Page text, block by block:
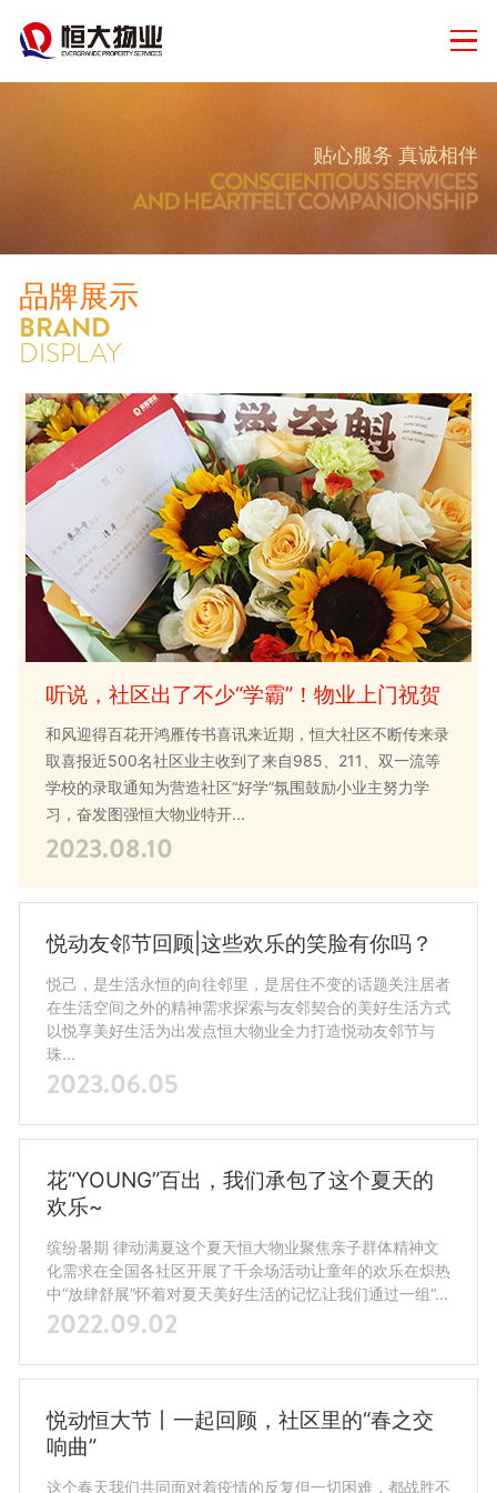
贴心服务 真诚相伴
品牌展示
BRAND
DISPLAY
听说，社区出了不少“学霸”！物业上门祝贺
和风迎得百花开鸿雁传书喜讯来近期，恒大社区不断传来录
取喜报近500名社区业主收到了来自985、211、双一流等
学校的录取通知为营造社区“好学”氛围鼓励小业主努力学
习，奋发图强恒大物业特开...
2023.08.10
悦动友邻节回顾|这些欢乐的笑脸有你吗？
悦己，是生活永恒的向往邻里，是居住不变的话题关注居者
在生活空间之外的精神需求探索与友邻契合的美好生活方式
以悦享美好生活为出发点恒大物业全力打造悦动友邻节与
珠...
2023.06.05
花“YOUNG”百出，我们承包了这个夏天的
欢乐~
缤纷暑期 律动满夏这个夏天恒大物业聚焦亲子群体精神文
化需求在全国各社区开展了千余场活动让童年的欢乐在炽热
中“放肆舒展”怀着对夏天美好生活的记忆让我们通过一组“...
2022.09.02
悦动恒大节丨一起回顾，社区里的“春之交
响曲”
这个春天我们共同面对着疫情的反复但一切困难，都战胜不